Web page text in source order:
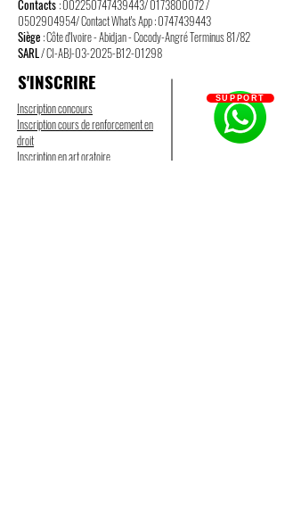
Contacts :002250747439443/0173800072/
0502904954/ Contact What's App :0747439443
Siège : Côte d'Ivoire - Abidjan - Cocody-Angré Terminus 81/82
SARL/ CI-ABJ-03-2025-B12-01298
S'INSCRIRE
Inscription concours
Inscription cours de renforcement en
droit
Inscription en art oratoire
SUPPORT